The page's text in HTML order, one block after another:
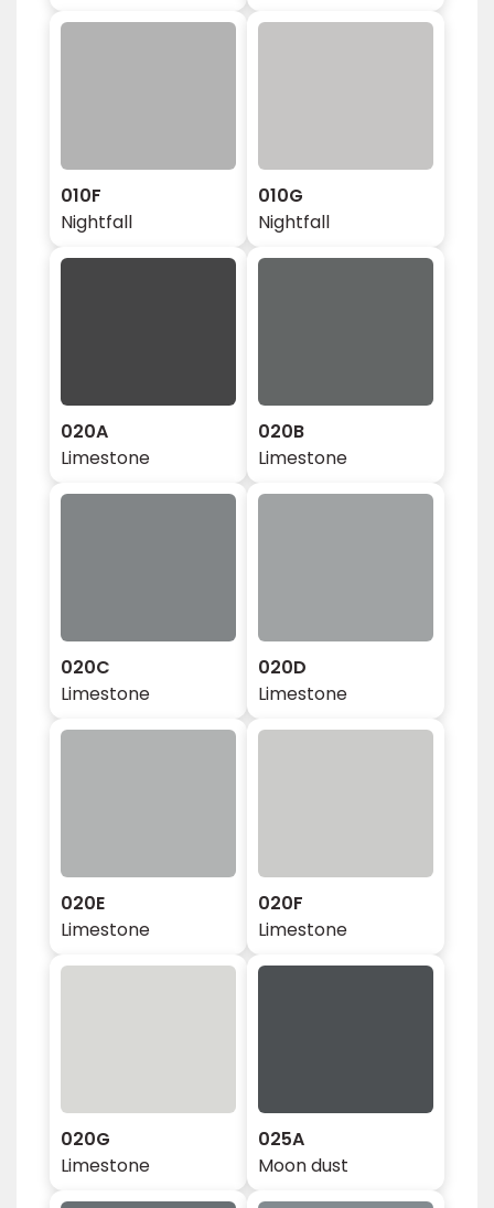
010F
Nightfall
010G
Nightfall
020A
Limestone
020B
Limestone
020C
Limestone
020D
Limestone
020E
Limestone
020F
Limestone
020G
Limestone
025A
Moon dust